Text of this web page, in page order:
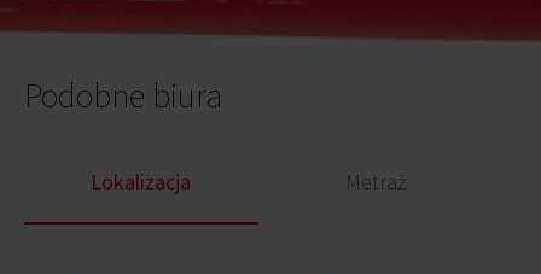
Podobne biura
Lokalizacja Metraż